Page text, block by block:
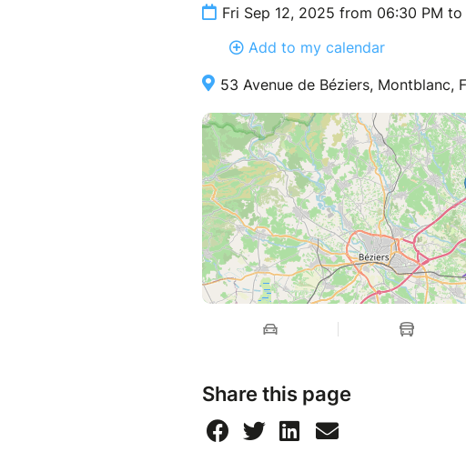
Fri Sep 12, 2025 from 06:30 PM to
Add to my calendar
53 Avenue de Béziers, Montblanc,
Share this page